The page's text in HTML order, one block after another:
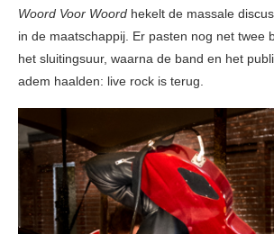
Woord Voor Woord hekelt de massale
in de maatschappij. Er pasten nog net twee
het sluitingsuur, waarna de band en het
adem haalden: live rock is terug.